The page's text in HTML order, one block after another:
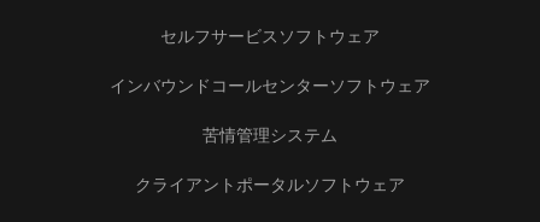
セルフサービスソフトウェア
インバウンドコールセンターソフトウェア
苦情管理システム
クライアントポータルソフトウェア